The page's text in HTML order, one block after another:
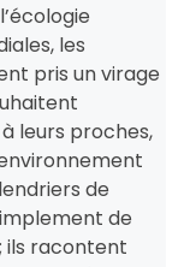
les
pris un virage
à leurs proches,
de
de
ils racontent